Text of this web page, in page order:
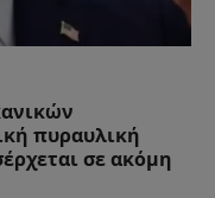
πυραυλική
σε ακόμη